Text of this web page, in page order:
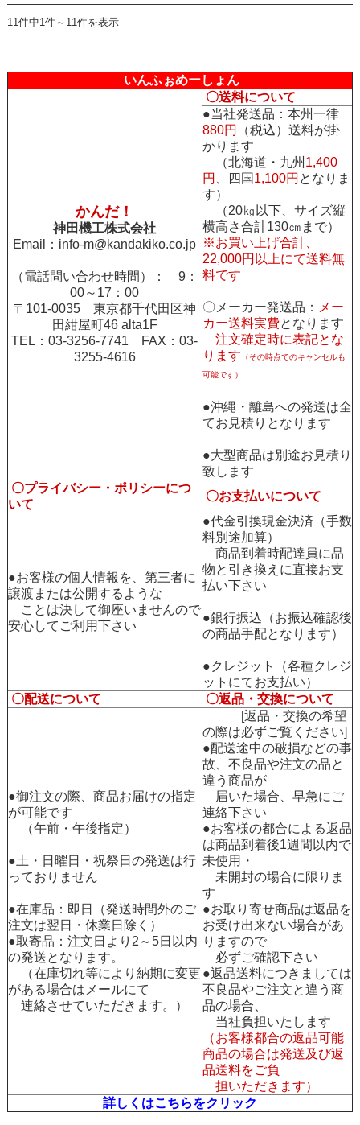
11件中1件～11件を表示
いんふぉめーしょん
かんだ！
神田機工株式会社
Email： info-m@kandakiko.co.jp
（電話問い合わせ時間）： 9：
00～17：00
〒101-0035 東京都千代田区神
田紺屋町46 alta1F
TEL：03-3256-7741 FAX：03-
3255-4616
〇送料について
●当社発送品：本州一律
880円
（税込）送料が掛
かります
（北海道・九州 1,400
円 、四国 1,100円 となりま
す）
（20㎏以下、サイズ縦
横高さ合計130㎝まで）
※お買い上げ合計、
22,000円以上にて送料無
料です
〇メーカー発送品： メー
カー送料実費となります
注文確定時に表記とな
ります （その時点でのキャンセルも
可能です）
●沖縄・離島への発送は全
てお見積りとなります
●大型商品は別途お見積り
致します
〇プライバシー・ポリシーにつ
いて
〇お支払いについて
●お客様の個人情報を、第三者に
譲渡または公開するような
ことは決して御座いませんので
安心してご利用下さい
●代金引換現金決済（手数
料別途加算）
商品到着時配達員に品
物と引き換えに直接お支
払い下さい
●銀行振込（お振込確認後
の商品手配となります）
●クレジット（各種クレジ
ットにてお支払い）
〇配送について
〇返品・交換について
●御注文の際、商品お届けの指定
が可能です
（午前・午後指定）
●土・日曜日・祝祭日の発送は行
っておりません
●在庫品：即日（発送時間外のご
注文は翌日・休業日除く）
●取寄品：注文日より2～5日以内
の発送となります。
（在庫切れ等により納期に変更
がある場合はメールにて
連絡させていただきます。）
[返品・交換の希望
の際は必ずご覧ください]
●配送途中の破損などの事
故、不良品や注文の品と
違う商品が
届いた場合、早急にご
連絡下さい
●お客様の都合による返品
は商品到着後1週間以内で
未使用・
未開封の場合に限りま
す
●お取り寄せ商品は返品を
お受け出来ない場合があ
りますので
必ずご確認下さい
●返品送料につきましては
不良品やご注文と違う商
品の場合、
当社負担いたします
（お客様都合の返品可能
商品の場合は発送及び返
品送料をご負
担いただきます）
詳しくはこちらをクリック